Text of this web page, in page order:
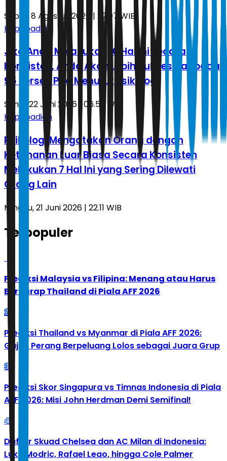
Sabtu, 8 Agustus 2026 | 22.07 WIB
Kepribadian
Jika Anda Melakukan 10 Hal Ini secara
Konsisten, Anda Akan Lebih Sukses daripada
95 Persen Pria Menurut Psikologi
Senin, 22 Juni 2026 | 06.59 WIB
Kepribadian
Psikologi Mengatakan Orang dengan
Ketahanan Luar Biasa Secara Konsisten
Melakukan 7 Hal Ini yang Sering Dilewati
Orang Lain
Minggu, 21 Juni 2026 | 22.11 WIB
Terpopuler
Prediksi Malaysia vs Filipina: Menang atau Harus
Berharap Thailand di Piala AFF 2026
2
Prediksi Thailand vs Myanmar di Piala AFF 2026:
Gajah Perang Berpeluang Lolos sebagai Juara Grup
3
Prediksi Skor Singapura vs Timnas Indonesia di Piala
AFF 2026: Misi John Herdman Demi Semifinal!
4
Daftar Skuad Chelsea dan AC Milan di Indonesia:
Luka Modric, Rafael Leao, hingga Cole Palmer